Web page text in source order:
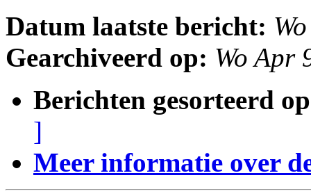
Datum laatste bericht:
Gearchiveerd op: Wo Apr
Berichten gesorteerd
]
Meer informatie over